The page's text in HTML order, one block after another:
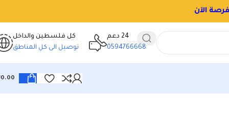
24 دعم
0594766668
كل فلسطين والداخل
توصيل الى كل المناطق
0.00